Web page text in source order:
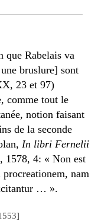
que Rabelais va
bruslure] sont
23 et 97)
comme tout le
notion faisant
de la seconde
In libri Fernelii
1578, 4: « Non est
procreationem, nam
… ».